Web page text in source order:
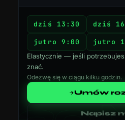
dziś 13:30 dziś
jutro 9:00 jutro
Elastycznie — jeśli
znać.
Odezwę się w ciągu kilku godzin.
Umów
Napisz